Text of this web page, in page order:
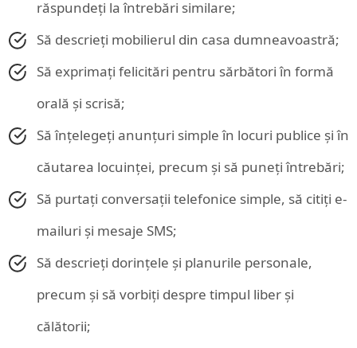
răspundeți la întrebări similare;
Să descrieți mobilierul din casa dumneavoastră;
Să exprimați felicitări pentru sărbători în formă
orală și scrisă;
Să înțelegeți anunțuri simple în locuri publice și în
căutarea locuinței, precum și să puneți întrebări;
Să purtați conversații telefonice simple, să citiți e-
mailuri și mesaje SMS;
Să descrieți dorințele și planurile personale,
precum și să vorbiți despre timpul liber și
călătorii;